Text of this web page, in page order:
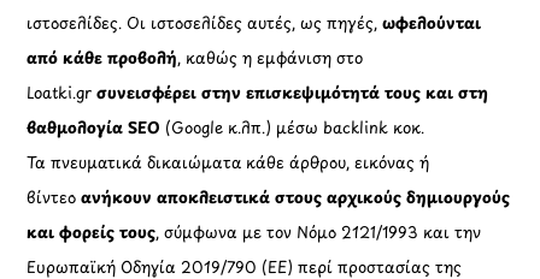
ιστοσελίδες. Οι ιστοσελίδες αυτές, ως πηγές,ωφελούνται
από κάθε προβολή, καθώς η εμφάνιση στο
Loatki.gr συνεισφέρει στην επισκεψιμότητά τους και στη
βαθμολογία SEO (Google κ.λπ.) μέσω backlink κοκ.
Τα πνευματικά δικαιώματα κάθε άρθρου, εικόνας ή
βίντεοανήκουν αποκλειστικά στους αρχικούς δημιουργούς
και φορείς τους, σύμφωνα με τον Νόμο 2121/1993 και την
Ευρωπαϊκή Οδηγία 2019/790 (ΕΕ) περί προστασίας της